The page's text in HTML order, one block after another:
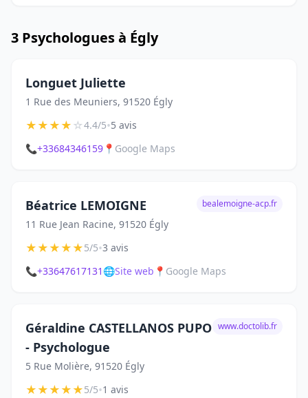
3 Psychologues à Égly
Longuet Juliette
1 Rue des Meuniers, 91520 Égly
★★★★☆4.4/5•5 avis
📞+33684346159 📍 Google Maps
Béatrice LEMOIGNE
11 Rue Jean Racine, 91520 Égly
bealemoigne-acp.fr
★★★★★5/5•3 avis
📞+33647617131 🌐Site web 📍 Google Maps
Géraldine CASTELLANOS PUPO
- Psychologue
5 Rue Molière, 91520 Égly
www.doctolib.fr
★★★★★5/5•1 avis